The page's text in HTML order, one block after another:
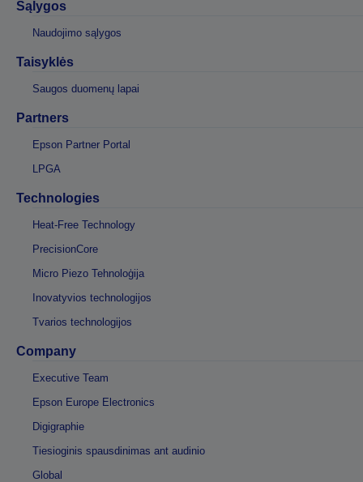
Sąlygos
Naudojimo sąlygos
Taisyklės
Saugos duomenų lapai
Partners
Epson Partner Portal
LPGA
Technologies
Heat-Free Technology
PrecisionCore
Micro Piezo Tehnoloģija
Inovatyvios technologijos
Tvarios technologijos
Company
Executive Team
Epson Europe Electronics
Digigraphie
Tiesioginis spausdinimas ant audinio
Global